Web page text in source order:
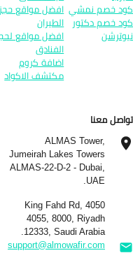
خصم نمشي
خصم دكتور
افضل مواقع حجز
الطيران
افضل مواقع لحجز
الفنادق
اضافة كروم
مكتشف الاكواد
معنا
ALMAS Tower,
Jumeirah Lakes Towers
ALMAS-22-D-2 - Dubai,
UAE.
4050 King Fahd Rd,
4055, 8000, Riyadh
12333, Saudi Arabia.
support@almowafir.com